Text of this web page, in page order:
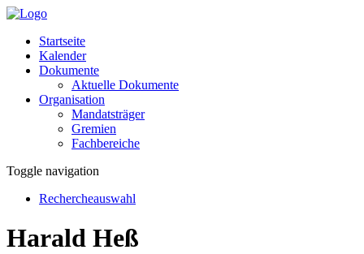
Startseite
Kalender
Dokumente
Aktuelle Dokumente
Organisation
Mandatsträger
Gremien
Fachbereiche
Toggle navigation
Rechercheauswahl
Harald Heß